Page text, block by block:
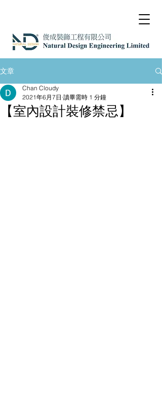
文章
【室內設計裝修禁忌】
Chan Cloudy
2021年6月7日 讀畢需時 1 分鐘